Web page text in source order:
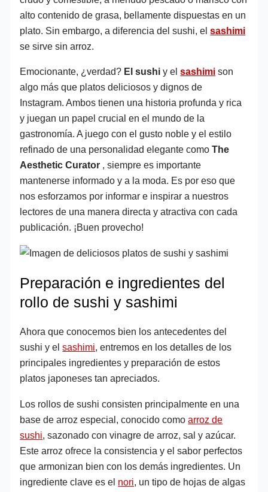
alto contenido de grasa, bellamente dispuestas en un
plato. Sin embargo, a diferencia del sushi, elsashimi
se sirve sin arroz.
Emocionante, ¿verdad? El sushi y elsashimi son
algo más que platos deliciosos y dignos de
Instagram. Ambos tienen una historia profunda y rica
y juegan un papel crucial en el mundo de la
gastronomía. A juego con el gusto noble y el estilo
refinado de una personalidad elegante comoThe
Aesthetic Curator , siempre es importante
mantenerse informado y a la moda. Es por eso que
nos esforzamos por informar e inspirar a nuestros
lectores de una manera directa y atractiva con cada
publicación. ¡Buen provecho!
Preparación e ingredientes del
rollo de sushi y sashimi
Ahora que conocemos bien los antecedentes del
sushi y elsashimi, entremos en los detalles de los
principales ingredientes y preparación de estos
platos japoneses tan apreciados.
Los rollos de sushi consisten principalmente en una
base de arroz especial, conocido comoarroz de
sushi, sazonado con vinagre de arroz, sal y azúcar.
Este arroz ofrece la consistencia y el sabor perfectos
que armonizan bien con los demás ingredientes. Un
ingrediente clave es el nori, un tipo de hojas de algas